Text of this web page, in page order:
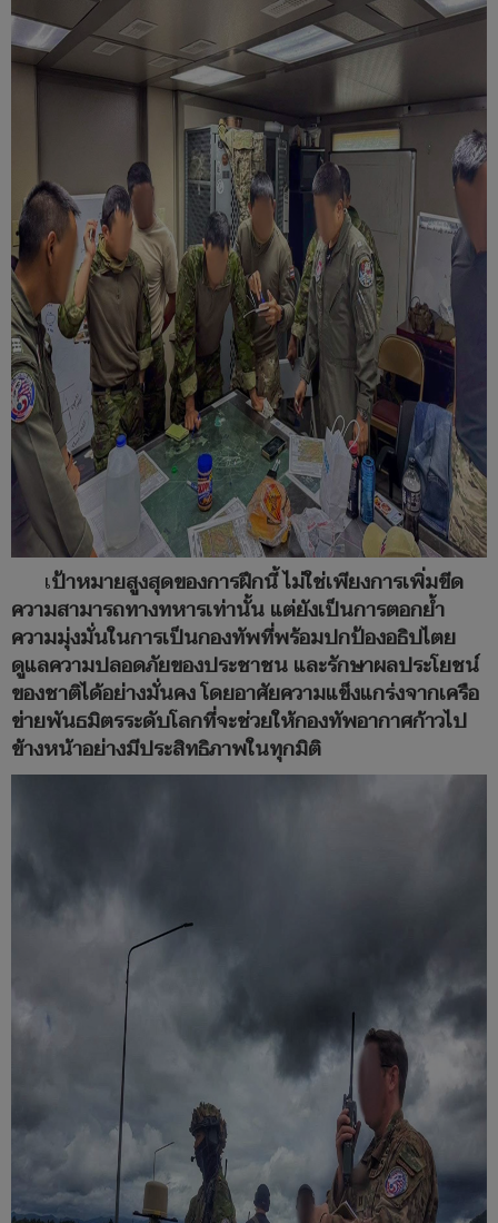
เป้าหมายสูงสุดของการฝึกนี้ ไม่ใช่เพียงการเพิ่มขีด
ความสามารถทางทหารเท่านั้น แต่ยังเป็นการตอกย้ำ
ความมุ่งมั่นในการเป็นกองทัพที่พร้อมปกป้องอธิปไตย
ดูแลความปลอดภัยของประชาชน และรักษาผลประโยชน์
ของชาติได้อย่างมั่นคง โดยอาศัยความแข็งแกร่งจากเครือ
ข่ายพันธมิตรระดับโลกที่จะช่วยให้กองทัพอากาศก้าวไป
ข้างหน้าอย่างมีประสิทธิภาพในทุกมิติ